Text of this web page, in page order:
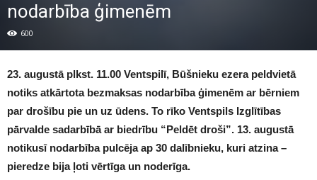
nodarbība ģimenēm
600
23. augustā plkst. 11.00 Ventspilī, Būšnieku ezera peldvietā
notiks atkārtota bezmaksas nodarbība ģimenēm ar bērniem
par drošību pie un uz ūdens. To rīko Ventspils Izglītības
pārvalde sadarbībā ar biedrību “Peldēt droši”. 13. augustā
notikusī nodarbība pulcēja ap 30 dalībnieku, kuri atzina –
pieredze bija ļoti vērtīga un noderīga.